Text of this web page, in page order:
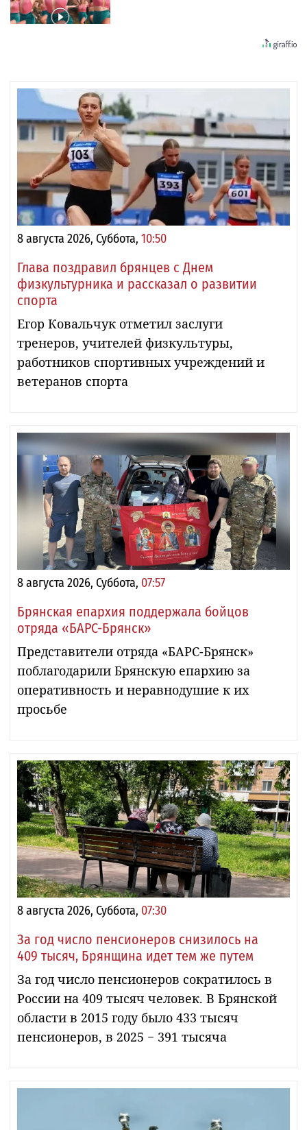
8 августа 2026, Суббота, 10:50
Глава поздравил брянцев с Днем
физкультурника и рассказал о развитии
спорта
Егор Ковальчук отметил заслуги
тренеров, учителей физкультуры,
работников спортивных учреждений и
ветеранов спорта
8 августа 2026, Суббота, 07:57
Брянская епархия поддержала бойцов
отряда «БАРС-Брянск»
Представители отряда «БАРС-Брянск»
поблагодарили Брянскую епархию за
оперативность и неравнодушие к их
просьбе
8 августа 2026, Суббота, 07:30
За год число пенсионеров снизилось на
409 тысяч, Брянщина идет тем же путем
За год число пенсионеров сократилось в
России на 409 тысяч человек. В Брянской
области в 2015 году было 433 тысяч
пенсионеров, в 2025 − 391 тысяча